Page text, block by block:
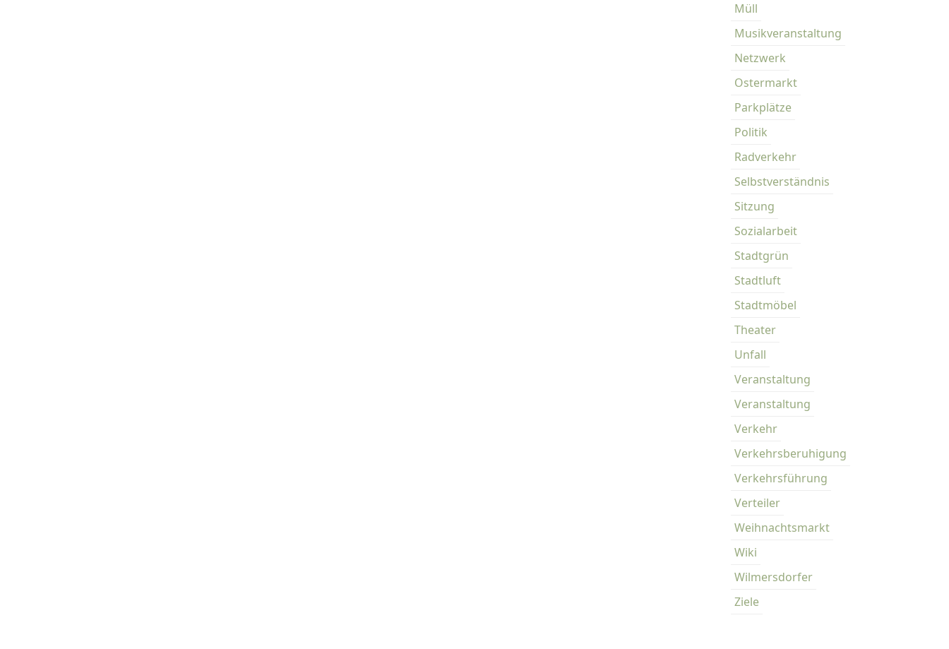
Müll
Musikveranstaltung
Netzwerk
Ostermarkt
Parkplätze
Politik
Radverkehr
Selbstverständnis
Sitzung
Sozialarbeit
Stadtgrün
Stadtluft
Stadtmöbel
Theater
Unfall
Veranstaltung
Veranstaltung
Verkehr
Verkehrsberuhigung
Verkehrsführung
Verteiler
Weihnachtsmarkt
Wiki
Wilmersdorfer
Ziele